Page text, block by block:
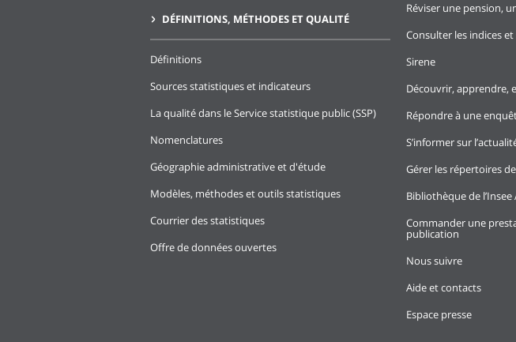
DÉFINITIONS, MÉTHODES ET QUALITÉ
Définitions
Sources statistiques et indicateurs
La qualité dans le Service statistique public (SSP)
Nomenclatures
Géographie administrative et d'étude
Modèles, méthodes et outils statistiques
Courrier des statistiques
Offre de données ouvertes
Réviser une pension,
Consulter les indices
Sirene
Découvrir, apprendre,
Répondre à une
S’informer sur
Gérer les répertoires
Bibliothèque de
Commander une
publication
Nous suivre
Aide et contacts
Espace presse